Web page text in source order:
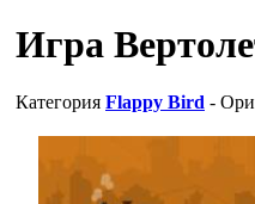
Игра
Категория Flappy Bird -